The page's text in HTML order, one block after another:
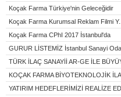
Koçak Farma Türkiye'nin Geleceğidir
Koçak Farma Kurumsal Reklam Filmi Y...
Koçak Farma CPhI 2017 İstanbul'da
GURUR LİSTEMİZ İstanbul Sanayi
TÜRK İLAÇ SANAYİİ AR-GE İLE
KOÇAK FARMA BİYOTEKNOLOJİK
YATIRIM HEDEFLERİMİZİ REALİZE